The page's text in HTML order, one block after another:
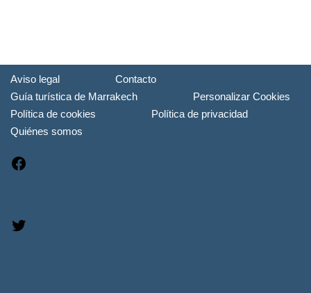
Aviso legal
Contacto
Guía turística de Marrakech
Personalizar Cookies
Política de cookies
Política de privacidad
Quiénes somos